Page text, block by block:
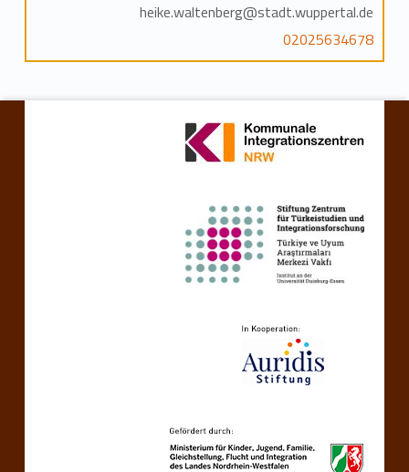
heike.waltenberg@stadt.wuppertal.de
02025634678
انتقل مرة أخرى إلى التنقل الرئيسي